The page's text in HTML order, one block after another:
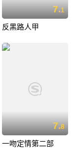
7.1
反黑路人甲
7.8
一吻定情第二部